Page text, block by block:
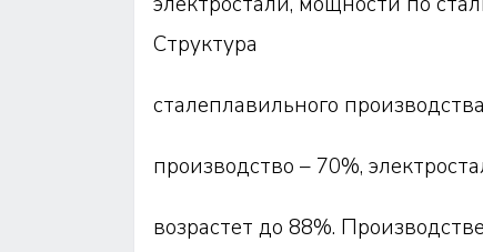
Структура
сталеплавильного
производство – 70%,
возрастет до 88%.